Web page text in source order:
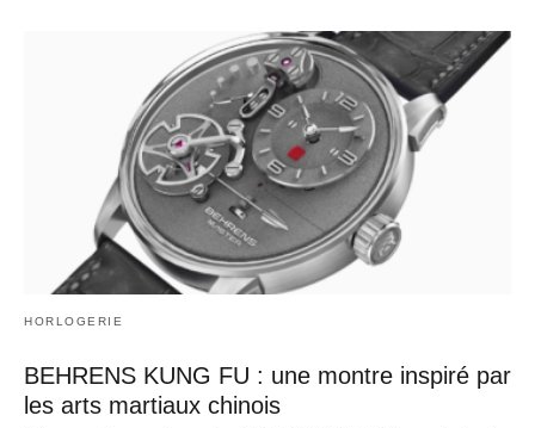
HORLOGERIE
BEHRENS KUNG FU : une montre inspiré par
les arts martiaux chinois